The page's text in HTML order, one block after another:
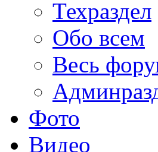
Техраздел
Обо всем
Весь
Фото
Видео